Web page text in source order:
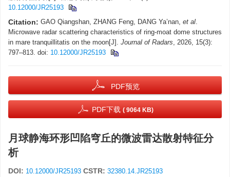
10.12000/JR25193
Citation: GAO Qiangshan, ZHANG Feng, DANG Ya’nan, et al.
Microwave radar scattering characteristics of ring-moat dome structures
in mare tranquillitatis on the moon[J]. Journal of Radars, 2026, 15(3):
797–813. doi: 10.12000/JR25193
PDF预览
PDF下载 ( 9064 KB)
月球静海环形凹陷穹丘的微波雷达散射特征分
析
DOI: 10.12000/JR25193 CSTR: 32380.14.JR25193